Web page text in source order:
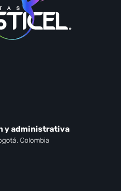
y administrativa
Colombia